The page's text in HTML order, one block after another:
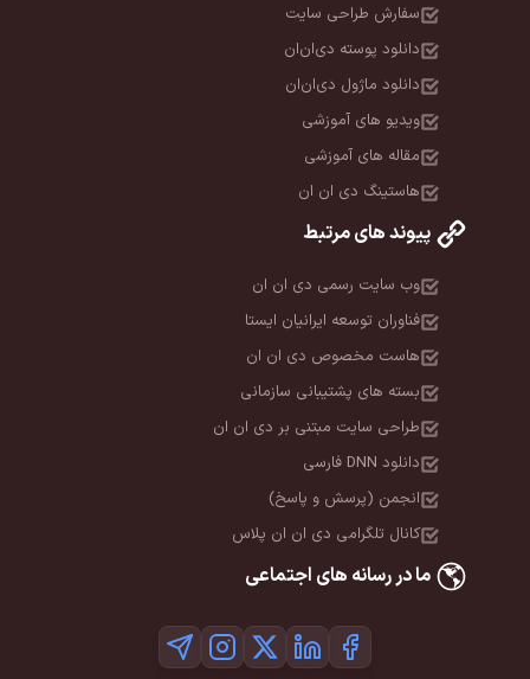
سفارش طراحی سایت
دانلود پوسته دی‌ان‌ان
دانلود ماژول دی‌ان‌ان
ویدیو های آموزشی
مقاله های آموزشی
هاستینگ دی ان ان
پیوند های مرتبط
وب سایت رسمی دی ان ان
فناوران توسعه ایرانیان ایستا
هاست مخصوص دی ان ان
بسته های پشتیبانی سازمانی
طراحی سایت مبتنی بر دی ان ان
دانلود DNN فارسی
انجمن (پرسش و پاسخ)
کانال تلگرامی دی ان ان پلاس
ما در رسانه های اجتماعی